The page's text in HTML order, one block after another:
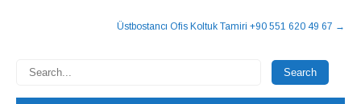
Üstbostancı Ofis Koltuk Tamiri +90 551 620 49 67 →